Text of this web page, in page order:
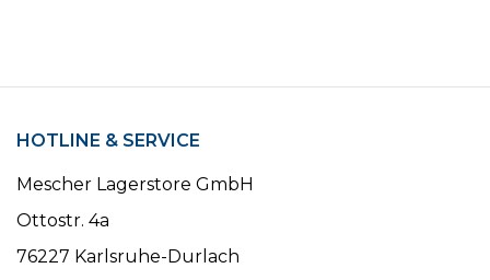
HOTLINE & SERVICE
Mescher Lagerstore GmbH
Ottostr. 4a
76227 Karlsruhe-Durlach